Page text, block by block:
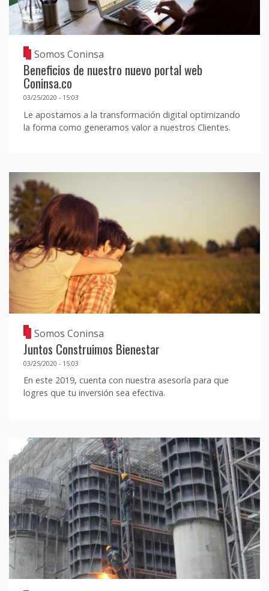
Somos Coninsa
Beneficios de nuestro nuevo portal web
Coninsa.co
03/25/2020 - 15:03
Le apostamos a la transformación digital optimizando
la forma como generamos valor a nuestros Clientes.
Somos Coninsa
Juntos Construimos Bienestar
03/25/2020 - 15:03
En este 2019, cuenta con nuestra asesoría para que
logres que tu inversión sea efectiva.